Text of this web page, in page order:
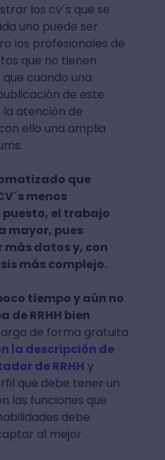
los cv´s que se
uno puede ser
los profesionales de
que no tienen
cuando una
de este
atención de
ello una amplia
que
menos
el trabajo
mayor, pues
datos y, con
más complejo.
tiempo y aún no
de RRHH bien
de forma gratuita
la descripción de
de RRHH y
que debe tener un
las funciones que
debe
al mejor